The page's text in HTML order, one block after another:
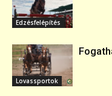
Edzésfelépítés
Lovassportok